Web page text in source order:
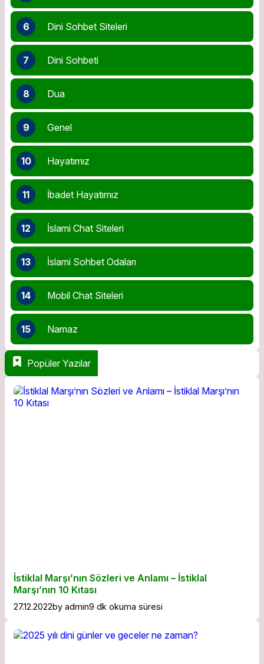
6 Dini Sohbet Siteleri
7 Dini Sohbeti
8 Dua
9 Genel
10 Hayatımız
11 İbadet Hayatımız
12 İslami Chat Siteleri
13 İslami Sohbet Odaları
14 Mobil Chat Siteleri
15 Namaz
Popüler Yazılar
İstiklal Marşı’nın Sözleri ve Anlamı – İstiklal
Marşı’nın 10 Kıtası
27.12.2022by admin9 dk okuma süresi